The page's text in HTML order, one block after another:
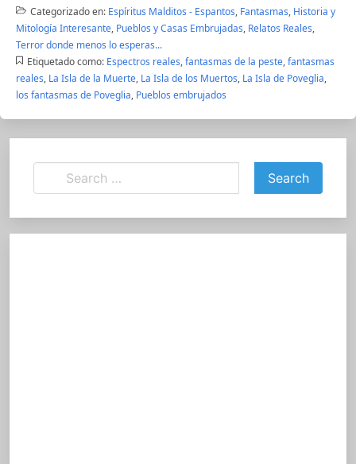
Categorizado en: Espíritus Malditos - Espantos, Fantasmas, Historia y
Mitología Interesante, Pueblos y Casas Embrujadas, Relatos Reales,
Terror donde menos lo esperas...
Etiquetado como: Espectros reales,fantasmas de la peste,fantasmas
reales, La Isla de la Muerte, La Isla de los Muertos, La Isla de Poveglia,
los fantasmas de Poveglia, Pueblos embrujados